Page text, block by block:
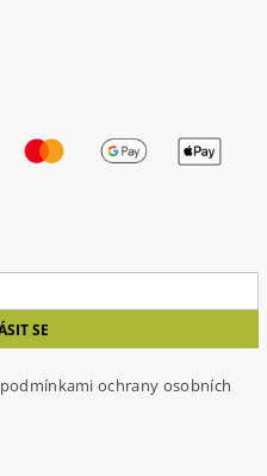
podmínkami ochrany osobních